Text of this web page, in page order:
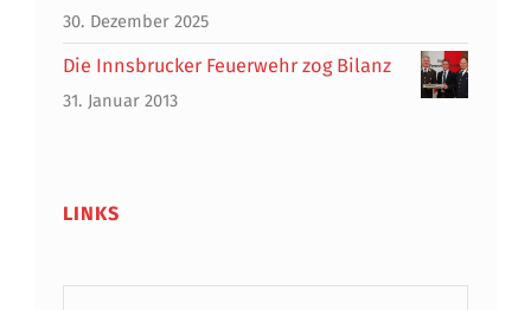
30. Dezember 2025
Die Innsbrucker Feuerwehr zog Bilanz
31. Januar 2013
LINKS